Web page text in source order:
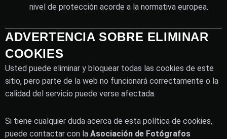
nivel de protección acorde a la normativa europea.
ADVERTENCIA SOBRE ELIMINAR
COOKIES
Usted puede eliminar y bloquear todas las cookies de este
sitio, pero parte de la web no funcionará correctamente o la
calidad del servicio puede verse afectada.
Si tiene cualquier duda acerca de esta política de cookies,
puede contactar con la Asociación de Fotógrafos